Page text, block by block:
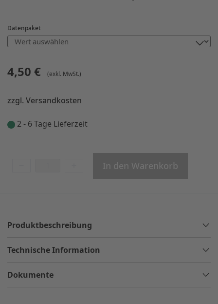
Datenpaket
4,50 € (exkl. MwSt.)
zzgl. Versandkosten
2 - 6 Tage Lieferzeit
In den Warenkorb
Produktbeschreibung
Technische Information
Dokumente